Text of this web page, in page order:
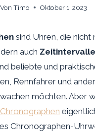
Von Timo Oktober 1, 2023
sind Uhren, die nicht
auch
beliebte und
Rennfahrer und
möchten. Aber
Chronographen
Chronographen-